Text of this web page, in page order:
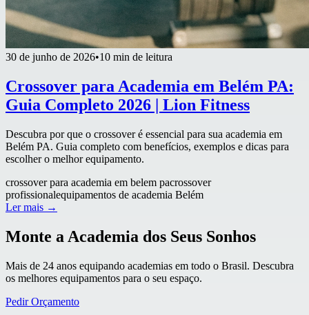
30 de junho de 2026•10 min de leitura
Crossover para Academia em Belém PA:
Guia Completo 2026 | Lion Fitness
Descubra por que o crossover é essencial para sua academia em
Belém PA. Guia completo com benefícios, exemplos e dicas para
escolher o melhor equipamento.
crossover para academia em belem pacrossover
profissionalequipamentos de academia Belém
Ler mais →
Monte a Academia dos Seus Sonhos
Mais de 24 anos equipando academias em todo o Brasil. Descubra
os melhores equipamentos para o seu espaço.
Pedir Orçamento